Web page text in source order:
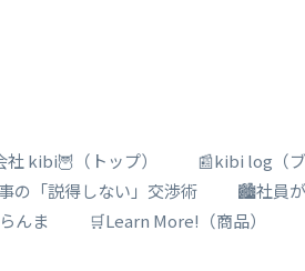
社 kibi🦉（トップ） 📰kibi log（ブ
の「説得しない」交渉術
🏙️社員
んま
🛒Learn More!（商品）